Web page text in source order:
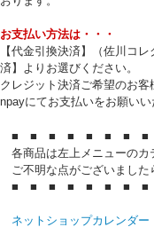
お支払い方法は・・・
【代金引換決済】（佐川コ
済】よりお選びください。
クレジット決済ご希望のお
npayにてお支払いをお願いい
■ ■ ■ ■ ■ ■ ■ ■
各商品は左上メニューのカ
ご不明な点がございました
■ ■ ■ ■ ■ ■ ■
ネットショップカレンダー